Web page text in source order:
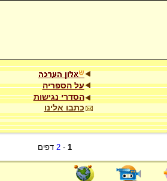
על הספריה
הסדרי נגישות
כתבו אלינו
1
-
2 דפים